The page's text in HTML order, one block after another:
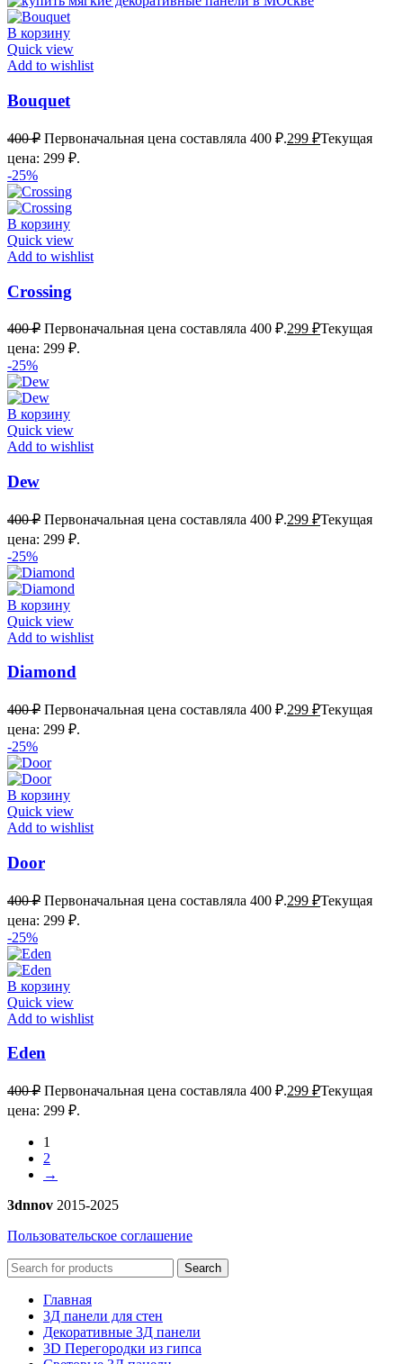
В корзину
Quick view
Add to wishlist
Bouquet
400₽ Первоначальная цена составляла 400 ₽.299 ₽Текущая
цена: 299 ₽.
-25%
В корзину
Quick view
Add to wishlist
Crossing
400₽ Первоначальная цена составляла 400 ₽.299 ₽Текущая
цена: 299 ₽.
-25%
В корзину
Quick view
Add to wishlist
Dew
400₽ Первоначальная цена составляла 400 ₽.299 ₽Текущая
цена: 299 ₽.
-25%
В корзину
Quick view
Add to wishlist
Diamond
400₽ Первоначальная цена составляла 400 ₽.299 ₽Текущая
цена: 299 ₽.
-25%
В корзину
Quick view
Add to wishlist
Door
400₽ Первоначальная цена составляла 400 ₽.299 ₽Текущая
цена: 299 ₽.
-25%
В корзину
Quick view
Add to wishlist
Eden
400₽ Первоначальная цена составляла 400 ₽.299 ₽Текущая
цена: 299 ₽.
1
2
→
3dnnov 2015-2025
Пользовательское соглашение
Search
Главная
3Д панели для стен
Декоративные 3Д панели
3D Перегородки из гипса